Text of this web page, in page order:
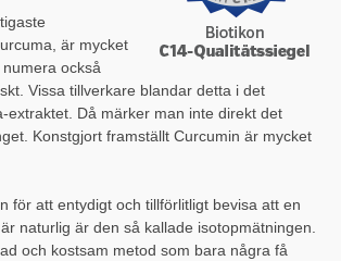
är mycket
också
Vissa tillverkare blandar detta i det
extraktet. Då märker man inte direkt det
Konstgjort framställt Curcumin är mycket
för att entydigt och tillförlitligt bevisa att en
naturlig är den så kallade isotopmätningen.
och kostsam metod som bara några få